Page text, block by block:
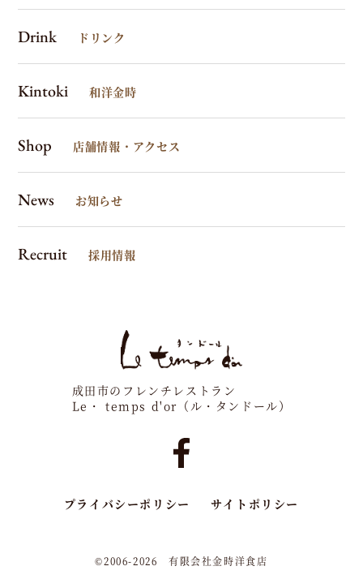
Drink ドリンク
Kintoki 和洋金時
Shop 店舗情報・アクセス
News お知らせ
Recruit 採用情報
成田市のフレンチレストラン
Le・ temps d'or（ル・タンドール）
プライバシーポリシー サイトポリシー
©2006-2026 有限会社金時洋食店